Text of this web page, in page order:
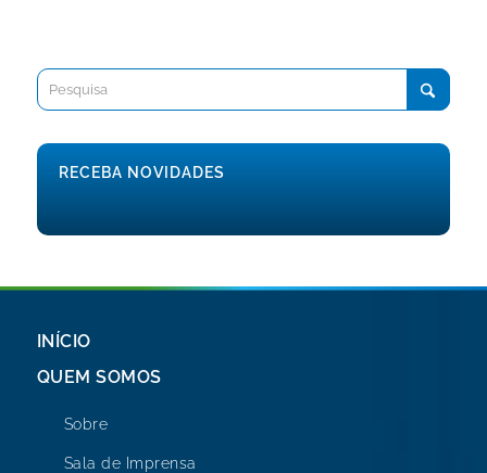
RECEBA NOVIDADES
INÍCIO
QUEM SOMOS
Sobre
Sala de Imprensa